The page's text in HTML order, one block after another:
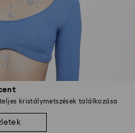
kristálymetszések találkozása